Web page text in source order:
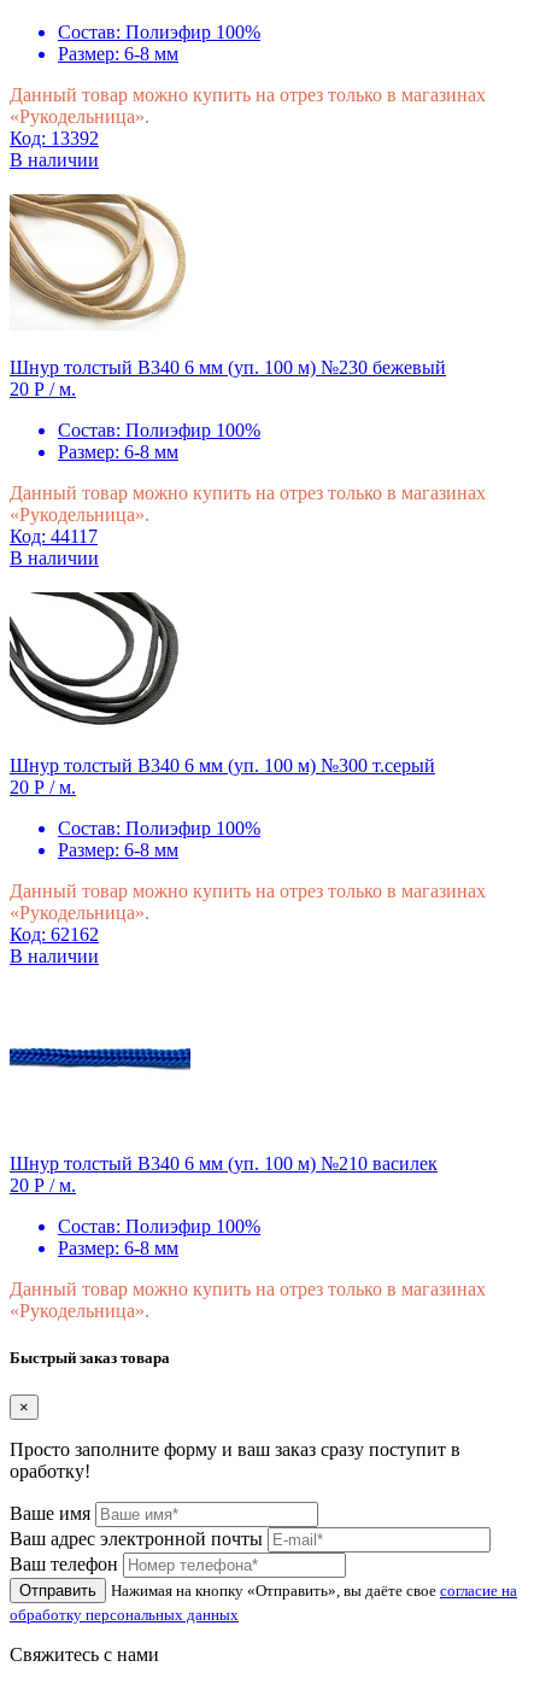
Состав: Полиэфир 100%
Размер: 6-8 мм
Данный товар можно купить на отрез только в магазинах
«Рукодельница».
Код: 13392
В наличии
Шнур толстый В340 6 мм (уп. 100 м) №230 бежевый
20 Р / м.
Состав: Полиэфир 100%
Размер: 6-8 мм
Данный товар можно купить на отрез только в магазинах
«Рукодельница».
Код: 44117
В наличии
Шнур толстый В340 6 мм (уп. 100 м) №300 т.серый
20 Р / м.
Состав: Полиэфир 100%
Размер: 6-8 мм
Данный товар можно купить на отрез только в магазинах
«Рукодельница».
Код: 62162
В наличии
Шнур толстый В340 6 мм (уп. 100 м) №210 василек
20 Р / м.
Состав: Полиэфир 100%
Размер: 6-8 мм
Данный товар можно купить на отрез только в магазинах
«Рукодельница».
Быстрый заказ товара
×
Просто заполните форму и ваш заказ сразу поступит в
оработку!
Ваше имя
Ваш адрес электронной почты
Ваш телефон
Отправить Нажимая на кнопку «Отправить», вы даёте свое согласие на
обработку персональных данных
Свяжитесь с нами